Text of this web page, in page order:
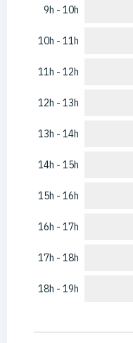
9h - 10h
10h - 11h
11h - 12h
12h - 13h
13h - 14h
14h - 15h
15h - 16h
16h - 17h
17h - 18h
18h - 19h